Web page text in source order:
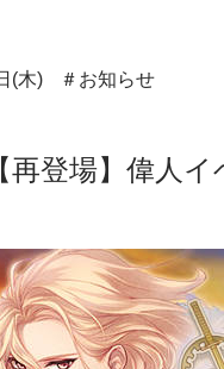
(木) ＃お知らせ
再登場】偉人